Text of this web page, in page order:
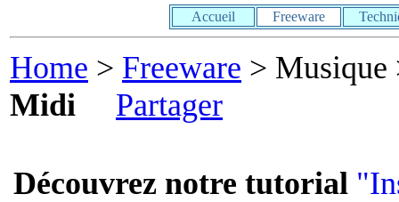
Accueil Freeware
Home > Freeware >
Midi
Partager
Découvrez notre tutorial